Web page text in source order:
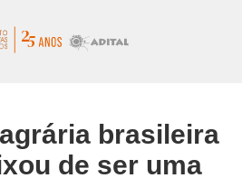
brasileira
de ser uma